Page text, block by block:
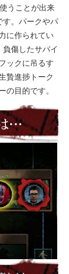
うことが出来
す。パークやパ
に作られてい
傷したサバイ
ックに吊るす
贄進捗トーク
目的です。